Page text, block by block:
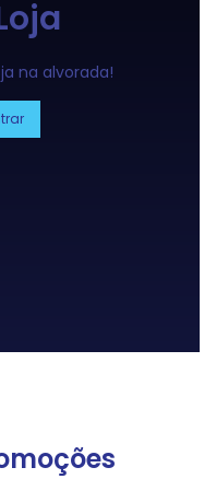
na alvorada!